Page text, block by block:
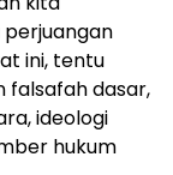
ini, tentu
falsafah dasar,
ideologi
hukum